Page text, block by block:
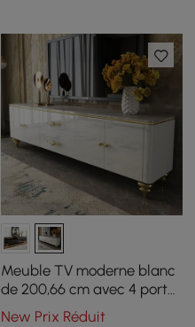
Meuble TV moderne blanc
de 200,66 cm avec 4 portes
et 2 tiroirs
New Prix Réduit